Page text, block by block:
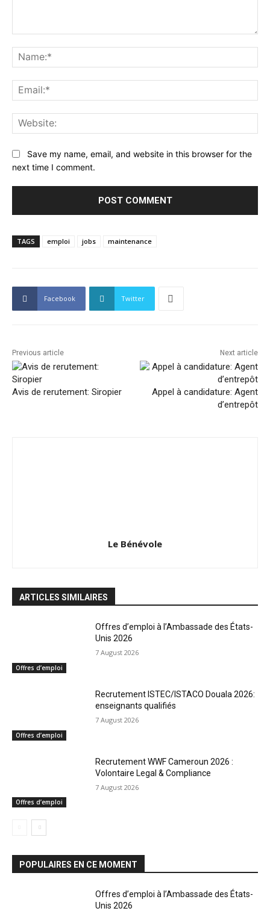
Save my name, email, and website in this browser for the
next time I comment.
TAGS emploi jobs maintenance
Facebook Twitter
Previous article
Avis de rerutement: Siropier
Next article
Appel à candidature: Agent
d’entrepôt
Le Bénévole
ARTICLES SIMILAIRES
Offres d’emploi
Offres d’emploi à l’Ambassade des États-
Unis 2026
7 August 2026
Offres d’emploi
Recrutement ISTEC/ISTACO Douala 2026:
enseignants qualifiés
7 August 2026
Offres d’emploi
Recrutement WWF Cameroun 2026 :
Volontaire Legal & Compliance
7 August 2026
POPULAIRES EN CE MOMENT
Offres d’emploi à l’Ambassade des États-
Unis 2026